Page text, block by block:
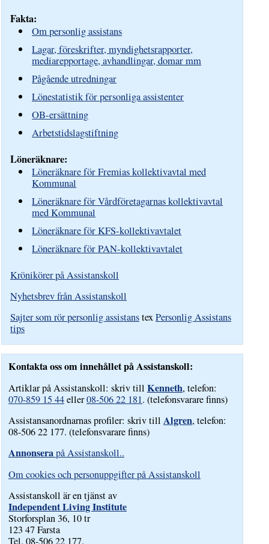
Fakta:
Om personlig assistans
Lagar, föreskrifter, myndighetsrapporter,
mediarepportage, avhandlingar, domar mm
Pågående utredningar
Lönestatistik för personliga assistenter
OB-ersättning
Arbetstidslagstiftning
Löneräknare:
Löneräknare för Fremias kollektivavtal med
Kommunal
Löneräknare för Vårdföretagarnas kollektivavtal
med Kommunal
Löneräknare för KFS-kollektivavtalet
Löneräknare för PAN-kollektivavtalet
Krönikörer på Assistanskoll
Nyhetsbrev från Assistanskoll
Sajter som rör personlig assistanstexPersonlig Assistans
tips
Kontakta oss om innehållet på Assistanskoll:
Artiklar på Assistanskoll: skriv tillKenneth, telefon:
070-859 15 44eller08-506 22 181. (telefonsvarare finns)
Assistansanordnarnas profiler: skriv tillAlgren, telefon:
08-506 22 177. (telefonsvarare finns)
Annonserapå Assistanskoll..
Om cookies och personuppgifter på Assistanskoll
Assistanskoll är en tjänst av
Independent Living Institute
Storforsplan 36, 10 tr
123 47 Farsta
Tel. 08-506 22 177.